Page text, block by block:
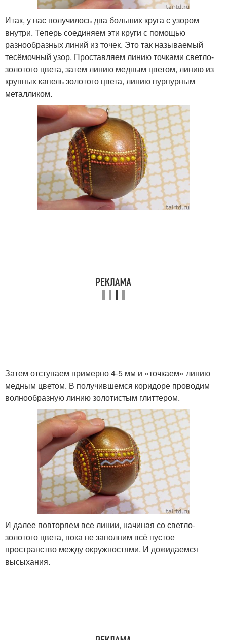
Итак, у нас получилось два больших круга с узором
внутри. Теперь соединяем эти круги с помощью
разнообразных линий из точек. Это так называемый
тесёмочный узор. Проставляем линию точками светло-
золотого цвета, затем линию медным цветом, линию из
крупных капель золотого цвета, линию пурпурным
металликом.
Затем отступаем примерно 4-5 мм и «точкаем» линию
медным цветом. В получившемся коридоре проводим
волнообразную линию золотистым глиттером.
И далее повторяем все линии, начиная со светло-
золотого цвета, пока не заполним всё пустое
пространство между окружностями. И дожидаемся
высыхания.